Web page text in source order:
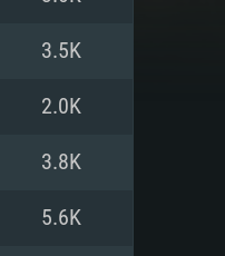
3.5K
2.0K
3.8K
5.6K